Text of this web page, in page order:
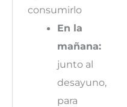
consumirlo
En la
mañana:
junto al
desayuno,
para